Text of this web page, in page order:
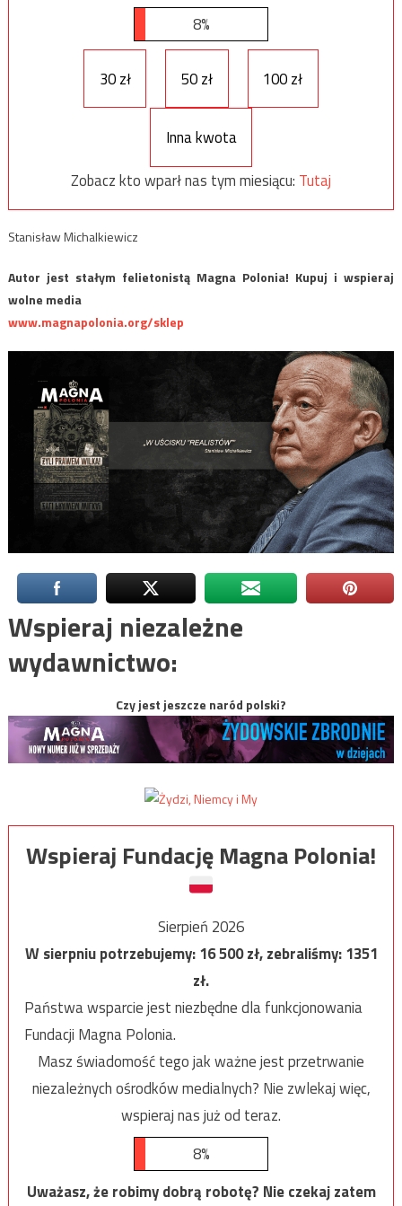
8%
30 zł 50 zł 100 zł
Inna kwota
Zobacz kto wparł nas tym miesiącu: Tutaj
Stanisław Michalkiewicz
Autor jest stałym felietonistą Magna Polonia! Kupuj i wspieraj
wolne media
www.magnapolonia.org/sklep
Wspieraj niezależne
wydawnictwo:
Czy jest jeszcze naród polski?
Wspieraj Fundację Magna Polonia!
Sierpień 2026
W sierpniu potrzebujemy:16 500zł, zebraliśmy:1351
zł.
Państwa wsparcie jest niezbędne dla funkcjonowania
Fundacji Magna Polonia.
Masz świadomość tego jak ważne jest przetrwanie
niezależnych ośrodków medialnych? Nie zwlekaj więc,
wspieraj nas już od teraz.
8%
Uważasz, że robimy dobrą robotę? Nie czekaj zatem